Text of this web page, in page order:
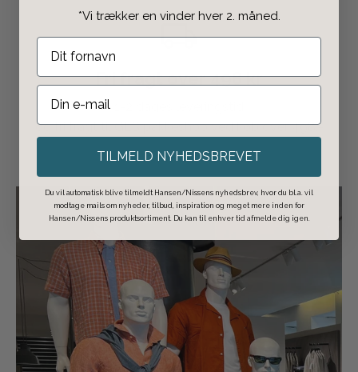
Fri fragt over 498 kr
og fri fragt til GLS pakkeshop ved køb over 498,-
*Vi trækker en vinder hver 2. måned.
TILMELD NYHEDSBREVET
Du vil automatisk blive tilmeldt Hansen/Nissens nyhedsbrev, hvor du bl.a. vil
modtage mails om nyheder, tilbud, inspiration og meget mere inden for
Hansen/Nissens produktsortiment. Du kan til enhver tid afmelde dig igen.